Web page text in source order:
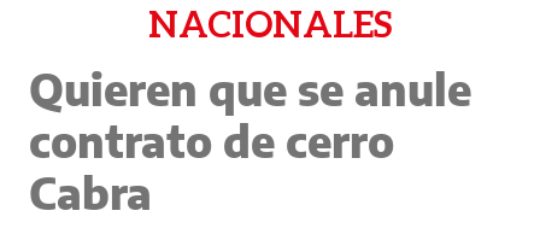
NACIONALES
Quieren que se anule
contrato de cerro
Cabra